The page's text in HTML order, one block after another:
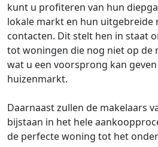
kunt u profiteren van hun
lokale markt en hun uitgebreide
contacten. Dit stelt hen in staat
tot woningen die nog niet op de
wat u een voorsprong kan
huizenmarkt.
Daarnaast zullen de makelaars
bijstaan in het hele
de perfecte woning tot het